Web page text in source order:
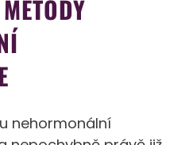
nehormonální